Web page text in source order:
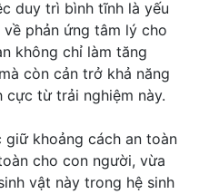
duy trì bình tĩnh là yếu
phản ứng tâm lý cho
không chỉ làm tăng
còn cản trở khả năng
từ trải nghiệm này.
khoảng cách an toàn
cho con người, vừa
vật này trong hệ sinh